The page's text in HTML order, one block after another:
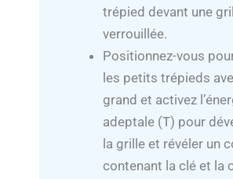
trépied devant une
verrouillée.
Positionnez-vous
les petits trépieds
grand et activez
adeptale (T) pour
la grille et révéler un
contenant la clé et la